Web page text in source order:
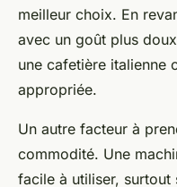
meilleur choix. En
avec un goût plus
une cafetière italienne
appropriée.
Un autre facteur à
commodité. Une
facile à utiliser, surtout